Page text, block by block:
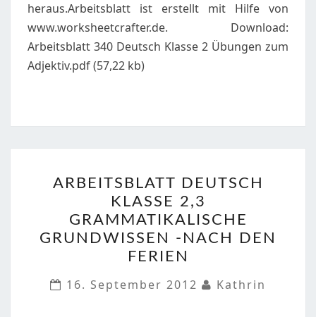
heraus.Arbeitsblatt ist erstellt mit Hilfe von
www.worksheetcrafter.de. Download:
Arbeitsblatt 340 Deutsch Klasse 2 Übungen zum
Adjektiv.pdf (57,22 kb)
DEUTSCH
KLASSE
2,3
GRAMMATIKALISCHE
GRUNDWISSEN
-
ARBEITSBLATT DEUTSCH
KLASSE 2,3
GRAMMATIKALISCHE
GRUNDWISSEN -NACH DEN
FERIEN
16. September 2012
Kathrin